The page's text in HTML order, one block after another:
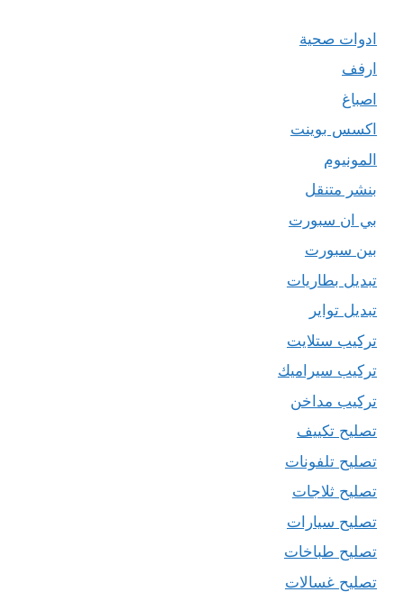
ادوات صحية
ارفف
اصباغ
اكسس بوينت
المونيوم
بنشر متنقل
بي ان سبورت
بين سبورت
تبديل بطاريات
تبديل تواير
تركيب ستلايت
تركيب سيراميك
تركيب مداخن
تصليح تكييف
تصليح تلفونات
تصليح ثلاجات
تصليح سيارات
تصليح طباخات
تصليح غسالات